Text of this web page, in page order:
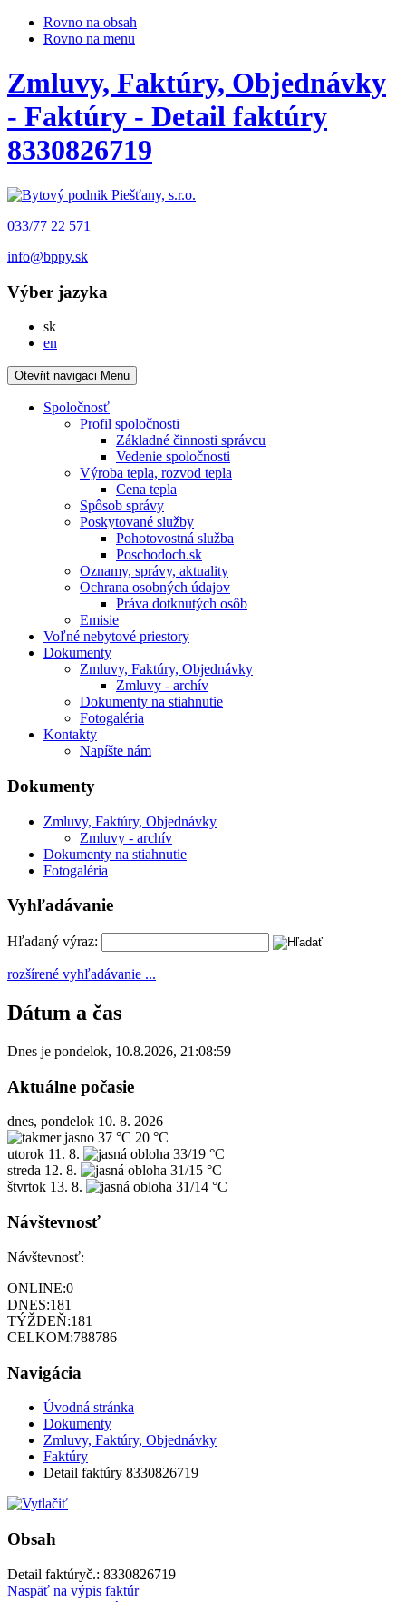
Rovno na obsah
Rovno na menu
Zmluvy, Faktúry, Objednávky
- Faktúry - Detail faktúry
8330826719
033/77 22 571
info@bppy.sk
Výber jazyka
skSlovensky
en
Otevřit navigaci Menu
Spoločnosť
Profil spoločnosti
Základné činnosti správcu
Vedenie spoločnosti
Výroba tepla, rozvod tepla
Cena tepla
Spôsob správy
Poskytované služby
Pohotovostná služba
Poschodoch.sk
Oznamy, správy, aktuality
Ochrana osobných údajov
Práva dotknutých osôb
Emisie
Voľné nebytové priestory
Dokumenty
Zmluvy, Faktúry, Objednávky
Zmluvy - archív
Dokumenty na stiahnutie
Fotogaléria
Kontakty
Napíšte nám
Dokumenty
Zmluvy, Faktúry, Objednávky
Zmluvy - archív
Dokumenty na stiahnutie
Fotogaléria
Vyhľadávanie
Hľadaný výraz:
rozšírené vyhľadávanie ...
Dátum a čas
Dnes je pondelok, 10.8.2026, 21:08:59
Aktuálne počasie
dnes, pondelok 10. 8. 2026
37 °C 20 °C
utorok 11. 8.
33/19 °C
streda 12. 8.
31/15 °C
štvrtok 13. 8. 31/14 °C
Návštevnosť
Návštevnosť:
ONLINE:0
DNES:181
TÝŽDEŇ:181
CELKOM:788786
Navigácia
Úvodná stránka
Dokumenty
Zmluvy, Faktúry, Objednávky
Faktúry
Detail faktúry 8330826719
Obsah
Detail faktúryč.: 8330826719
Naspäť na výpis faktúr